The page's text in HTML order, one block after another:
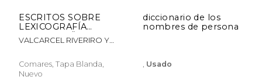
ESCRITOS SOBRE
LEXICOGRAFÍA
PLURILINGÜE
ESPECIALIZADA
VALCARCEL RIVERIRO Y
Comares, Tapa Blanda,
Nuevo
diccionario de los
nombres de persona
Usado